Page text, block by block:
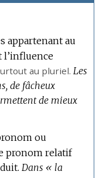
appartenant au
l’influence
au pluriel. Les
de fâcheux
de mieux
ou
pronom relatif
Dans « la